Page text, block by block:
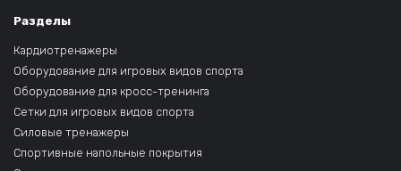
Разделы
Кардиотренажеры
Оборудование для игровых видов спорта
Оборудование для кросс-тренинга
Сетки для игровых видов спорта
Силовые тренажеры
Спортивные напольные покрытия